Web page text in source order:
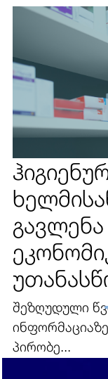
შეზღუდული
პირობე...